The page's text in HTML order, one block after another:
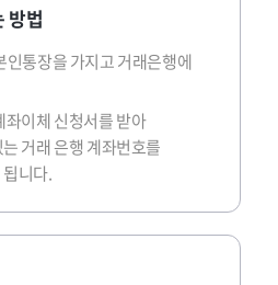
방법
인통장을 가지고 거래은행에
이체 신청서를 받아
거래 은행 계좌번호를
니다.